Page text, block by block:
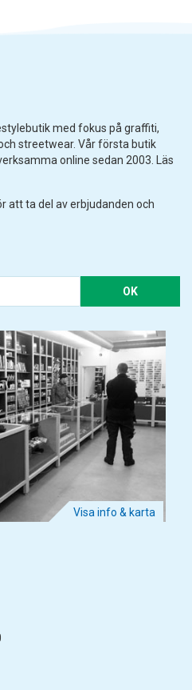
med fokus på graffiti,
streetwear. Vår första butik
online sedan 2003. Läs
att ta del av erbjudanden och
OK
Visa info & karta